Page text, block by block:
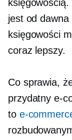
księgowością.
jest od dawna
księgowości
coraz lepszy.
Co sprawia,
przydatnye-
to e-